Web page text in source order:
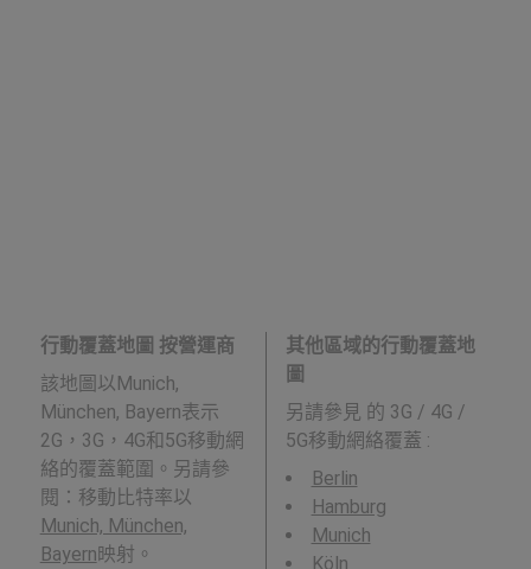
行動覆蓋地圖 按營運商
該地圖以Munich,
München, Bayern表示
2G，3G，4G和5G移動網
絡的覆蓋範圍。另請參
閱：移動比特率以
Munich, München,
Bayern映射。
其他區域的行動覆蓋地
圖
另請參見 的 3G / 4G /
5G移動網絡覆蓋 :
Berlin
Hamburg
Munich
Köln